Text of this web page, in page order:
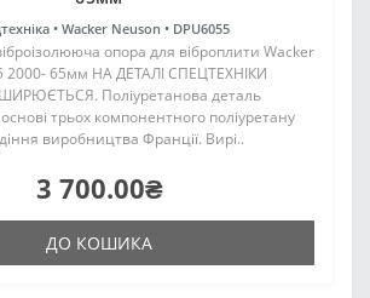
• Wacker Neuson • DPU6055
опора для віброплити Wacker
2000- 65мм НА ДЕТАЛІ СПЕЦТЕХНІКИ
Поліуретанова деталь
трьох компонентного поліуретану
виробництва Франції. Вирі..
3 700.00₴
ДО КОШИКА